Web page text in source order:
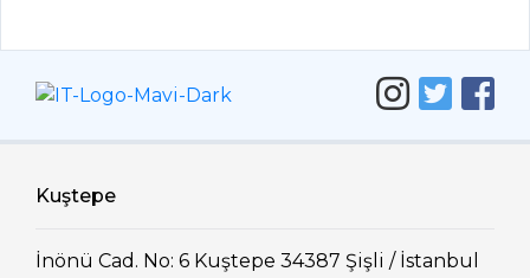
Kuştepe
İnönü Cad. No: 6 Kuştepe 34387 Şişli / İstanbul